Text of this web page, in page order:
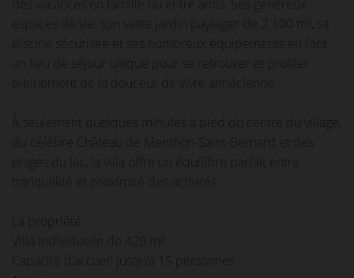
des vacances en famille ou entre amis. Ses généreux
espaces de vie, son vaste jardin paysager de 2 100 m², sa
piscine sécurisée et ses nombreux équipements en font
un lieu de séjour unique pour se retrouver et profiter
pleinement de la douceur de vivre annécienne.
À seulement quelques minutes à pied du centre du village,
du célèbre Château de Menthon-Saint-Bernard et des
plages du lac, la villa offre un équilibre parfait entre
tranquillité et proximité des activités.
La propriété
Villa individuelle de 420 m²
Capacité d’accueil jusqu’à 15 personnes